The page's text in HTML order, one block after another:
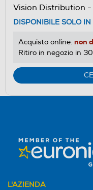
Vision Distribution -
DISPONIBILE SOLO IN
Acquisto online: non
Ritiro in negozio in
L'AZIENDA